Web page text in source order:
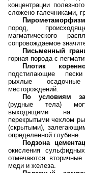
концентрации
сложено галечниками,
Пирометаморфизм
пород,
магматического
сопровождаемое
Письменный
горная порода с
Плотик
подстилающие
рыхлые
месторождений.
По условиям
(рудные тела)
выходящими на
перекрытыми чехлом
(скрытыми),
определенной глубине.
Подзона
окисления
отмечаются
меди и железа.